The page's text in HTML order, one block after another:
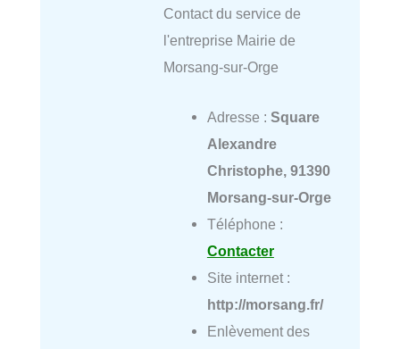
Contact du service de
l'entreprise Mairie de
Morsang-sur-Orge
Adresse : Square
Alexandre
Christophe, 91390
Morsang-sur-Orge
Téléphone :
Contacter
Site internet :
http://morsang.fr/
Enlèvement des